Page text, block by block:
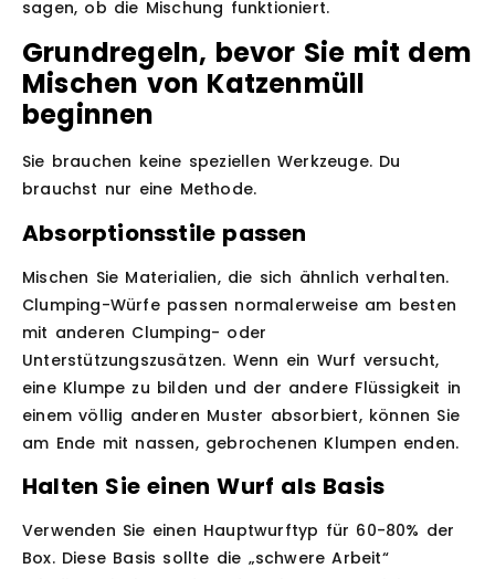
sagen, ob die Mischung funktioniert.
Grundregeln, bevor Sie mit dem
Mischen von Katzenmüll
beginnen
Sie brauchen keine speziellen Werkzeuge. Du
brauchst nur eine Methode.
Absorptionsstile passen
Mischen Sie Materialien, die sich ähnlich verhalten.
Clumping-Würfe passen normalerweise am besten
mit anderen Clumping- oder
Unterstützungszusätzen. Wenn ein Wurf versucht,
eine Klumpe zu bilden und der andere Flüssigkeit in
einem völlig anderen Muster absorbiert, können Sie
am Ende mit nassen, gebrochenen Klumpen enden.
Halten Sie einen Wurf als Basis
Verwenden Sie einen Hauptwurftyp für 60-80% der
Box. Diese Basis sollte die „schwere Arbeit“